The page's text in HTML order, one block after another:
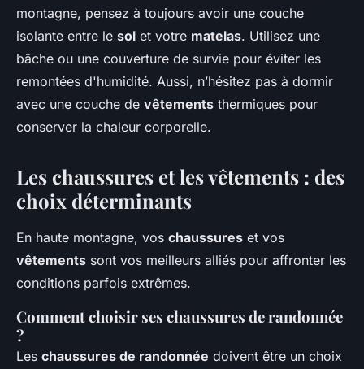
montagne, pensez à toujours avoir une couche
isolante entre le sol et votre matelas. Utilisez une
bâche ou une couverture de survie pour éviter les
remontées d'humidité. Aussi, n’hésitez pas à dormir
avec une couche de vêtements thermiques pour
conserver la chaleur corporelle.
Les chaussures et les vêtements : des
choix déterminants
En haute montagne, vos chaussures et vos
vêtements sont vos meilleurs alliés pour affronter les
conditions parfois extrêmes.
Comment choisir ses chaussures de randonnée
?
Les chaussures de randonnée doivent être un choix